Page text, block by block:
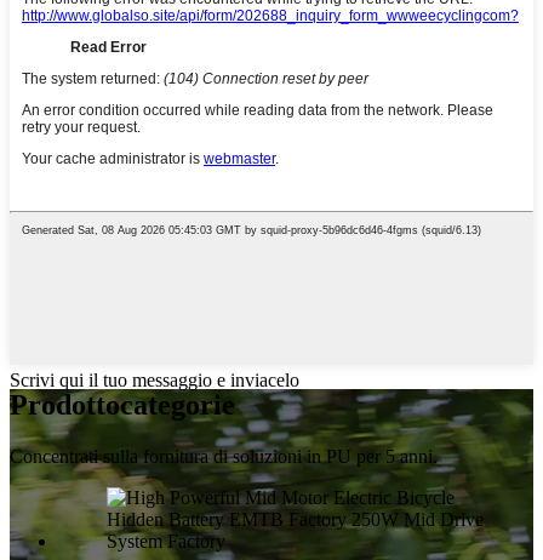
Scrivi qui il tuo messaggio e inviacelo
Prodottocategorie
Concentrati sulla fornitura di soluzioni in PU per 5 anni.